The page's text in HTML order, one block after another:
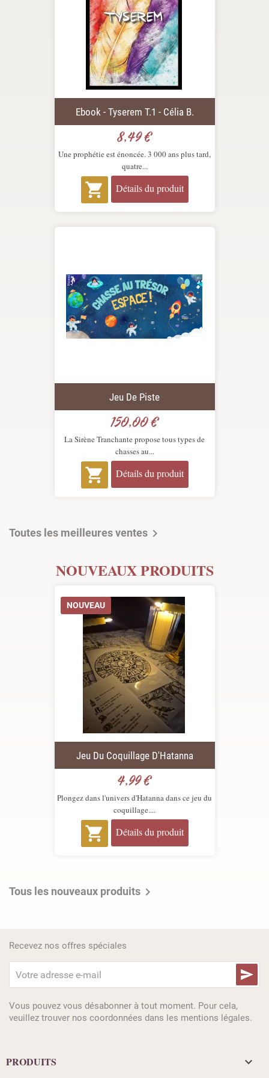
Ebook - Tyserem T.1 - Célia B.
Prix
8,49 €
Une prophétie est énoncée. 3 000 ans plus tard,
quatre...
 Détails du produit
Jeu De Piste
Prix
150,00 €
La Sirène Tranchante propose tous types de
chasses au...
 Détails du produit
Toutes les meilleures ventes 
NOUVEAUX PRODUITS
Jeu Du Coquillage D'Hatanna
Prix
4,99 €
Plongez dans l'univers d'Hatanna dans ce jeu du
coquillage....
 Détails du produit
NOUVEAU
Tous les nouveaux produits 
Recevez nos offres spéciales

Vous pouvez vous désabonner à tout moment. Pour cela,
veuillez trouver nos coordonnées dans les mentions légales.
PRODUITS 